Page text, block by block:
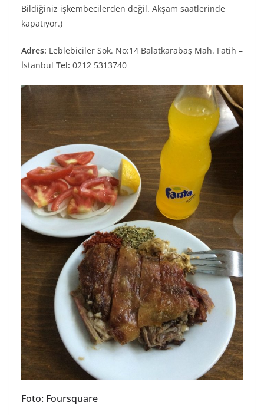
Bildiğiniz işkembecilerden değil. Akşam saatlerinde
kapatıyor.)
Adres: Leblebiciler Sok. No:14 Balatkarabaş Mah. Fatih –
İstanbul Tel: 0212 5313740
Foto: Foursquare